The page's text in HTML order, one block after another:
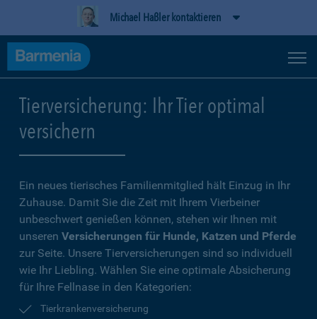
Michael Haßler kontaktieren
Tierversicherung: Ihr Tier optimal
versichern
Ein neues tierisches Familienmitglied hält Einzug in Ihr
Zuhause. Damit Sie die Zeit mit Ihrem Vierbeiner
unbeschwert genießen können, stehen wir Ihnen mit
unseren Versicherungen für Hunde, Katzen und Pferde
zur Seite. Unsere Tierversicherungen sind so individuell
wie Ihr Liebling. Wählen Sie eine optimale Absicherung
für Ihre Fellnase in den Kategorien:
Tierkrankenversicherung